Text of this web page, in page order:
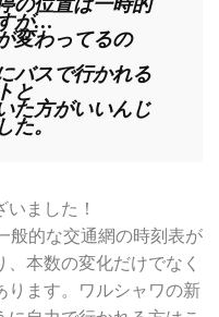
が…
変わってるの
バスで行かれる
と
た方がいいんじ
た。
ました！
般的な交通網の時刻表が
本数の変化だけでなく
ります。ワルシャワの新